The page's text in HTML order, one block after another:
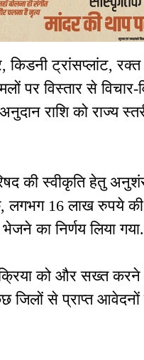
ट्रांसप्लांट,
पर विस्तार से विचार-
राशि को राज्य
की स्वीकृति हेतु
16 लाख रुपये
का निर्णय लिया गया.
को और सख्त करने के
से प्राप्त आवेदनों